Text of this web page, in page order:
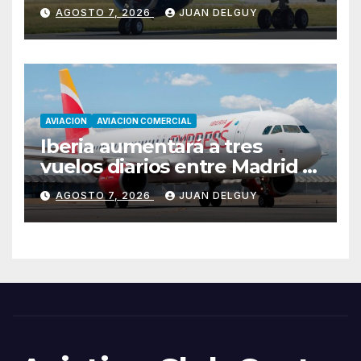
AGOSTO 7, 2026 JUAN DELGUY
AVIACION AVIACION COMERCIAL
Iberia aumentará a tres
vuelos diarios entre Madrid y
Menorca durante el invierno
AGOSTO 7, 2026 JUAN DELGUY